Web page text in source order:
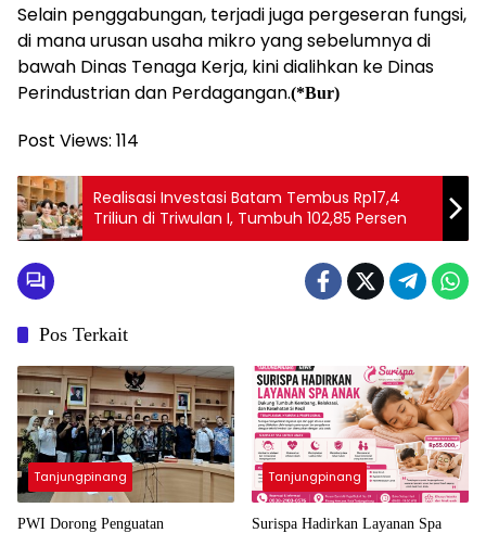
Selain penggabungan, terjadi juga pergeseran fungsi,
di mana urusan usaha mikro yang sebelumnya di
bawah Dinas Tenaga Kerja, kini dialihkan ke Dinas
Perindustrian dan Perdagangan.(*Bur)
Post Views: 114
Realisasi Investasi Batam Tembus Rp17,4
Triliun di Triwulan I, Tumbuh 102,85 Persen
Pos Terkait
Tanjungpinang
PWI Dorong Penguatan
Tanjungpinang
Surispa Hadirkan Layanan Spa